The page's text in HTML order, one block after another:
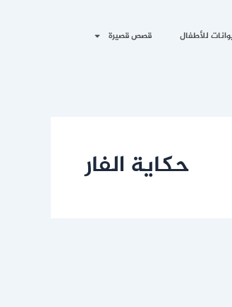
للأطفال قصص قصيرة
حكاية الفار